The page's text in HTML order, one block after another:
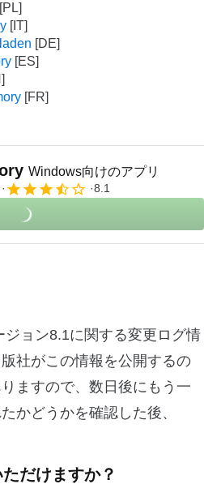
Windows向けのアプリ
8.1
ョン8.1に関する変更ログ情
社がこの情報を公開するの
ますので、数日後にもう一
かどうかを確認した後、
だけますか？